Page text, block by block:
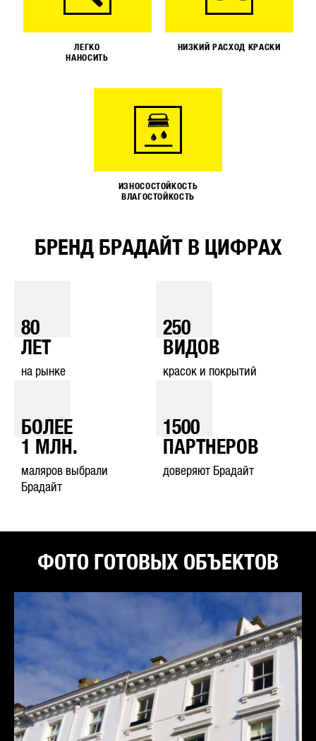
ЛЕГКО
НАНОСИТЬ
НИЗКИЙ РАСХОД КРАСКИ
ИЗНОСОСТОЙКОСТЬ
ВЛАГОСТОЙКОСТЬ
БРЕНД БРАДАЙТ В ЦИФРАХ
80
ЛЕТ
на рынке
250
ВИДОВ
красок и покрытий
БОЛЕЕ
1
МЛН.
маляров выбрали
Брадайт
1500
ПАРТНЕРОВ
доверяют Брадайт
ФОТО ГОТОВЫХ ОБЪЕКТОВ